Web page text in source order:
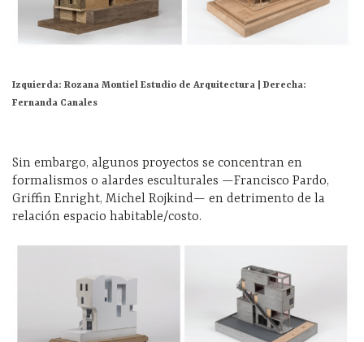
Izquierda: Rozana Montiel Estudio de Arquitectura | Derecha:
Fernanda Canales
Sin embargo, algunos proyectos se concentran en
formalismos o alardes esculturales —Francisco Pardo,
Griffin Enright, Michel Rojkind— en detrimento de la
relación espacio habitable/costo.